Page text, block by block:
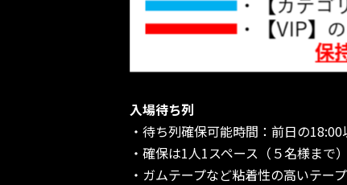
入場待ち列
・待ち列確保可能時間：前日の
・確保は1人1スペース（５名様ま
・ガムテープなど粘着性の高いテー